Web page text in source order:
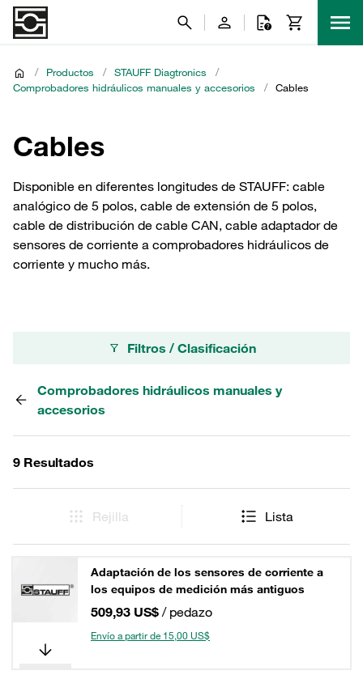
/ Productos / STAUFF Diagtronics
/
Comprobadores hidráulicos manuales y accesorios
/ Cables
Cables
Disponible en diferentes longitudes de STAUFF: cable
analógico de 5 polos, cable de extensión de 5 polos,
cable de distribución de cable CAN, cable adaptador de
sensores de corriente a comprobadores hidráulicos de
corriente y mucho más.
Filtros / Clasificación
Comprobadores hidráulicos manuales y
accesorios
9 Resultados
Rejilla Lista
Adaptación de los sensores de corriente a
los equipos de medición más antiguos
509,93 US$ / pedazo
Envío a partir de 15,00 US$